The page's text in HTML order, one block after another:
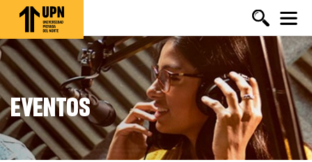
Pasar
contenido
principal
EVENTOS